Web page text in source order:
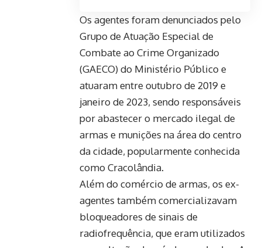
Os agentes foram denunciados pelo
Grupo de Atuação Especial de
Combate ao Crime Organizado
(GAECO) do Ministério Público e
atuaram entre outubro de 2019 e
janeiro de 2023, sendo responsáveis
por abastecer o mercado ilegal de
armas e munições na área do centro
da cidade, popularmente conhecida
como Cracolândia.
Além do comércio de armas, os ex-
agentes também comercializavam
bloqueadores de sinais de
radiofrequência, que eram utilizados